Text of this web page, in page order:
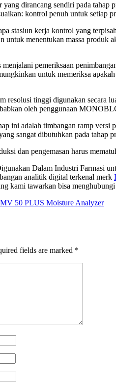
yang dirancang sendiri pada
kontrol penuh untuk setiap
stasiun kerja kontrol yang
untuk menentukan massa produk
pemeriksaan
untuk memeriksa
resolusi tinggi digunakan
oleh penggunaan
ini adalah timbangan ramp
sangat dibutuhkan pada tahap
dan pengemasan harus
Dalam Industri Farmasi
analitik digital terkenal merk
kami tawarkan bisa
50 PLUS Moisture Analyzer
fields are marked *